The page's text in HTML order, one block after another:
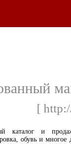
[
каталог и
обувь и многое